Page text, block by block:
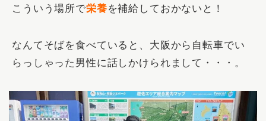
こういう場所で栄養を補給しておかないと！
なんてそばを食べていると、大阪から自転車でい
らっしゃった男性に話しかけられまして・・・。